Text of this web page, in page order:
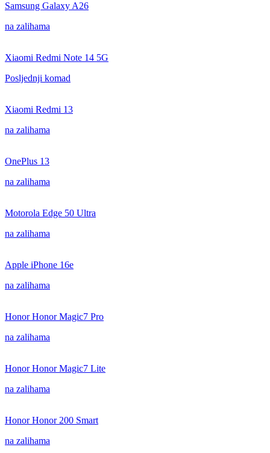
Samsung Galaxy A26
na zalihama
Xiaomi Redmi Note 14 5G
Posljednji komad
Xiaomi Redmi 13
na zalihama
OnePlus 13
na zalihama
Motorola Edge 50 Ultra
na zalihama
Apple iPhone 16e
na zalihama
Honor Honor Magic7 Pro
na zalihama
Honor Honor Magic7 Lite
na zalihama
Honor Honor 200 Smart
na zalihama